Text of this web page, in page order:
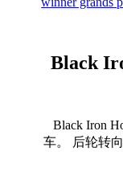
Black
Black Iron
车。 后轮转